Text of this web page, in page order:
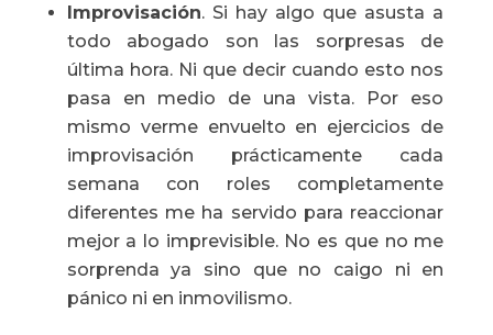
Improvisación. Si hay algo que asusta a
todo abogado son las sorpresas de
última hora. Ni que decir cuando esto nos
pasa en medio de una vista. Por eso
mismo verme envuelto en ejercicios de
improvisación prácticamente cada
semana con roles completamente
diferentes me ha servido para reaccionar
mejor a lo imprevisible. No es que no me
sorprenda ya sino que no caigo ni en
pánico ni en inmovilismo.